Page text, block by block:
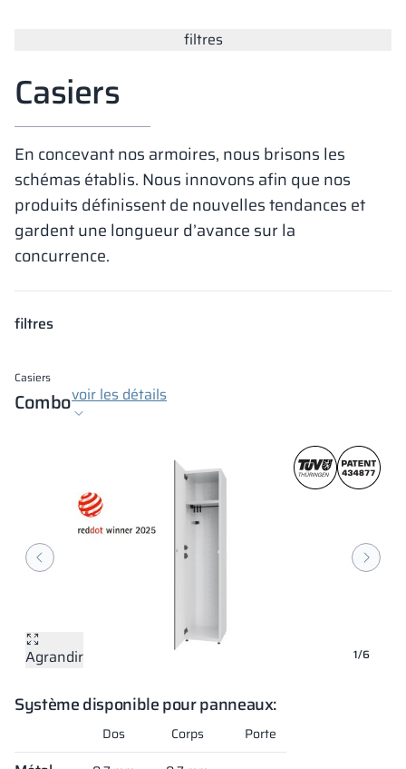
Serrures pour
filtres
Casiers
En concevant nos armoires, nous brisons les
schémas établis. Nous innovons afin que nos
produits définissent de nouvelles tendances et
gardent une longueur d’avance sur la
concurrence.
filtres
Casiers
Combovoir les détails
1/6
Agrandir
Agrandir
Agrandir
Agrandir
Agrandir
Agrandir
Système disponible pour panneaux:
Dos Corps Porte